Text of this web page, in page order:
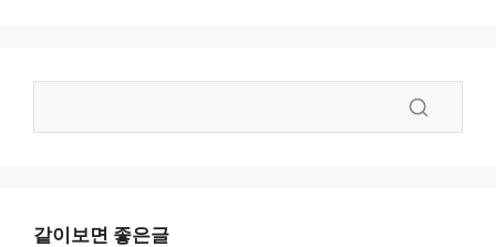
같이보면 좋은글